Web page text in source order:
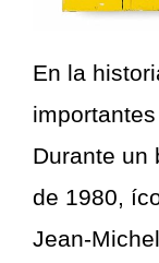
En la
Durante un
de 1980,
Jean-